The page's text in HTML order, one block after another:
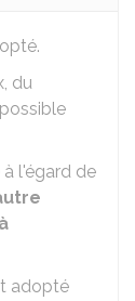
du
l'égard de
adopté